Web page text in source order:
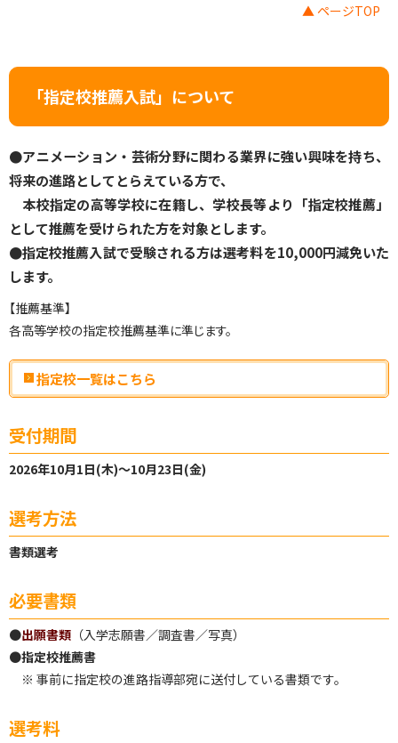
▲ ページTOP
「指定校推薦入試」について
●アニメーション・芸術分野に関わる業界に強い興味を持ち、
将来の進路としてとらえている方で、
本校指定の高等学校に在籍し、学校長等より「指定校推薦」
として推薦を受けられた方を対象とします。
●指定校推薦入試で受験される方は選考料を10,000円減免いた
します。
【推薦基準】
各高等学校の指定校推薦基準に準じます。
指定校一覧はこちら
受付期間
2026年10月1日(木)〜10月23日(金)
選考方法
書類選考
必要書類
●出願書類 （入学志願書／調査書／写真）
●指定校推薦書
※ 事前に指定校の進路指導部宛に送付している書類です。
選考料